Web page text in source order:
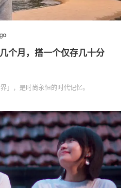
个月，搭一个仅存几十分
」，是时尚永恒的时代记忆。